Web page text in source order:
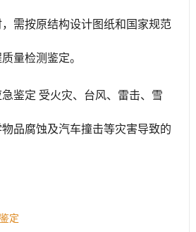
需按原结构设计图纸和国家规范
量检测鉴定。
鉴定 受火灾、台风、雷击、雪
品腐蚀及汽车撞击等灾害导致的
定